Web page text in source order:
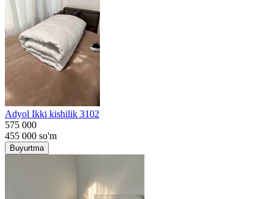
Adyol Ikki kishilik 3102
575 000
455 000 so'm
Buyurtma